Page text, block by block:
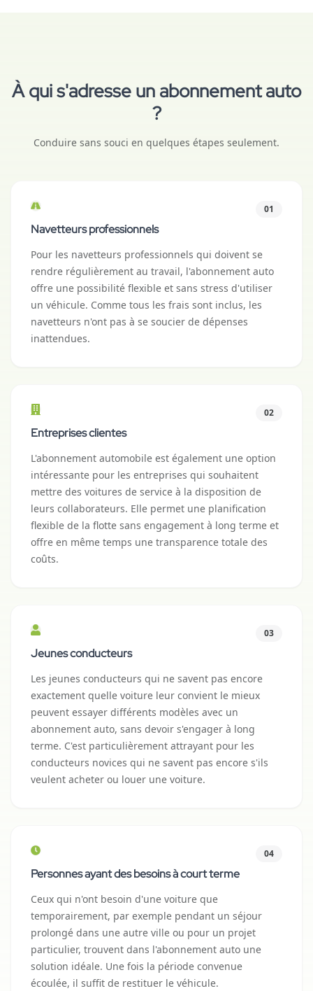
À qui s'adresse un abonnement auto
?
Conduire sans souci en quelques étapes seulement.
01
Navetteurs professionnels
Pour les navetteurs professionnels qui doivent se
rendre régulièrement au travail, l'abonnement auto
offre une possibilité flexible et sans stress d'utiliser
un véhicule. Comme tous les frais sont inclus, les
navetteurs n'ont pas à se soucier de dépenses
inattendues.
02
Entreprises clientes
L'abonnement automobile est également une option
intéressante pour les entreprises qui souhaitent
mettre des voitures de service à la disposition de
leurs collaborateurs. Elle permet une planification
flexible de la flotte sans engagement à long terme et
offre en même temps une transparence totale des
coûts.
03
Jeunes conducteurs
Les jeunes conducteurs qui ne savent pas encore
exactement quelle voiture leur convient le mieux
peuvent essayer différents modèles avec un
abonnement auto, sans devoir s'engager à long
terme. C'est particulièrement attrayant pour les
conducteurs novices qui ne savent pas encore s'ils
veulent acheter ou louer une voiture.
04
Personnes ayant des besoins à court terme
Ceux qui n'ont besoin d'une voiture que
temporairement, par exemple pendant un séjour
prolongé dans une autre ville ou pour un projet
particulier, trouvent dans l'abonnement auto une
solution idéale. Une fois la période convenue
écoulée, il suffit de restituer le véhicule.